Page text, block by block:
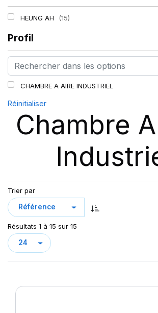
HEUNG AH (15)
Profil
CHAMBRE A AIRE INDUSTRIEL
Réinitialiser
Chambre
Trier par
Résultats 1 à 15 sur 15